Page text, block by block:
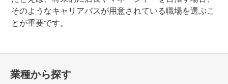
そのようなキャリアパスが用意されている職場を選ぶこ
とが重要です。
業種から探す